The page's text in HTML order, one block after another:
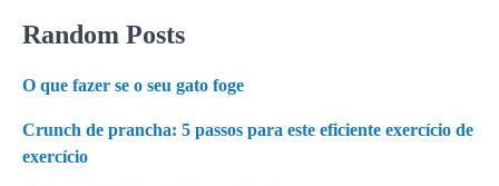
Random Posts
O que fazer se o seu gato foge
Crunch de prancha: 5 passos para este eficiente exercício de
exercício